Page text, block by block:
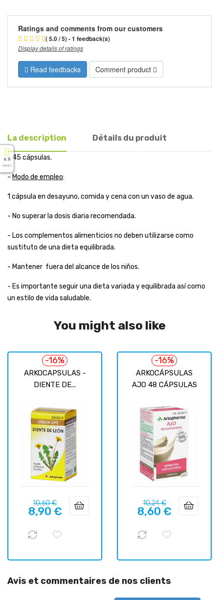
Ratings and comments from our customers
( 5.0 / 5) - 1 feedback(s)
Display details of ratings
Read feedbacks Comment product
La description Détails du produit
- 45 cápsulas.
- Modo de empleo:
1 cápsula en desayuno, comida y cena con un vaso de agua.
- No superar la dosis diaria recomendada.
- Los complementos alimenticios no deben utilizarse como
sustituto de una dieta equilibrada.
- Mantener fuera del alcance de los niños.
- Es importante seguir una dieta variada y equilibrada así como
un estilo de vida saludable.
You might also like
ARKOCAPSULAS -
DIENTE DE...
-16%
Prix
habituel
10,60 €Prix
8,90 €
ARKOCÁPSULAS
AJO 48 CÁPSULAS
-16%
Prix
habituel
10,24 €Prix
8,60 €
Avis et commentaires de nos clients
5.0
( On 5 )